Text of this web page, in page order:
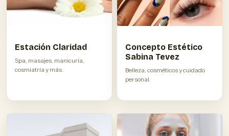
Estación Claridad
Spa, masajes, manicuría,
cosmiatría y más.
Concepto Estético
Sabina Tevez
Belleza, cosméticos y cuidado
personal.